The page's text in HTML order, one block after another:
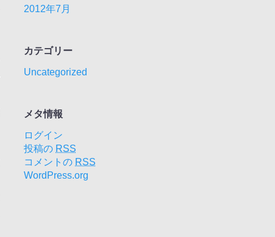
2012年7月
カテゴリー
Uncategorized
メタ情報
ログイン
投稿の RSS
コメントの RSS
WordPress.org